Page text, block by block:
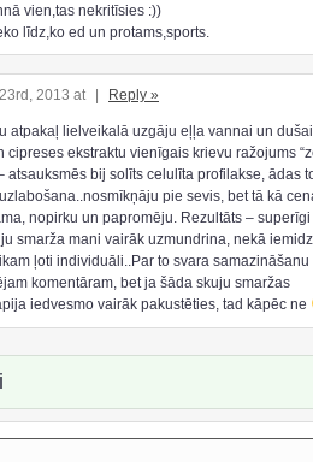
vien,tas nekritīsies :))
līdz,ko ed un protams,sports.
2013 at Reply »
atpakaļ lielveikalā uzgāju eļļa vannai un
cipreses ekstraktu vienīgais krievu ražojums
atsauksmēs bij solīts celulīta profilakse, ādas
pie sevis, bet tā kā
nopirku un papromēju. Rezultāts –
smarža mani vairāk uzmundrina, nekā
ļoti individuāli..Par to svara
komentāram, bet ja šāda skuju smaržas
iedvesmo vairāk pakustēties, tad kāpēc ne